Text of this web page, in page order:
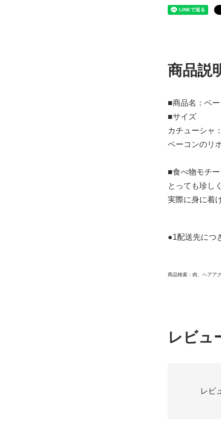
商品説
■商品名：ベ
■サイズ
カチューシャ
ベーコンのリ
■食べ物モチ
とっても珍し
実際に身に着
●1配送先につ
商品検索：肉、ヘアア
レビュ
レビ